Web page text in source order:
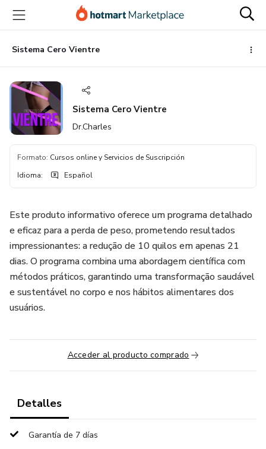
principal
página
de
página
Sistema Cero Vientre
Sistema Cero Vientre
Dr.Charles
Formato: Cursos online y Servicios de Suscripción
Idioma: Español
Este produto informativo oferece um programa detalhado
e eficaz para a perda de peso, prometendo resultados
impressionantes: a redução de 10 quilos em apenas 21
dias. O programa combina uma abordagem científica com
métodos práticos, garantindo uma transformação saudável
e sustentável no corpo e nos hábitos alimentares dos
usuários.
Acceder al producto comprado
Detalles
Garantía de 7 días